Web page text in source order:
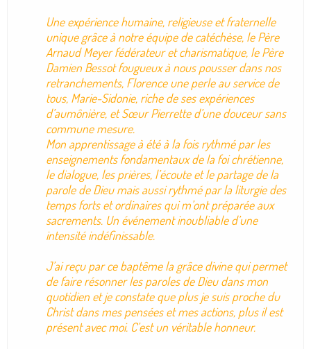
Une expérience humaine, religieuse et fraternelle
unique grâce à notre équipe de catéchèse, le Père
Arnaud Meyer fédérateur et charismatique, le Père
Damien Bessot fougueux à nous pousser dans nos
retranchements, Florence une perle au service de
tous, Marie-Sidonie, riche de ses expériences
d’aumônière, et Sœur Pierrette d’une douceur sans
commune mesure.
Mon apprentissage à été à la fois rythmé par les
enseignements fondamentaux de la foi chrétienne,
le dialogue, les prières, l’écoute et le partage de la
parole de Dieu mais aussi rythmé par la liturgie des
temps forts et ordinaires qui m’ont préparée aux
sacrements. Un événement inoubliable d’une
intensité indéfinissable.
J’ai reçu par ce baptême la grâce divine qui permet
de faire résonner les paroles de Dieu dans mon
quotidien et je constate que plus je suis proche du
Christ dans mes pensées et mes actions, plus il est
présent avec moi. C’est un véritable honneur.